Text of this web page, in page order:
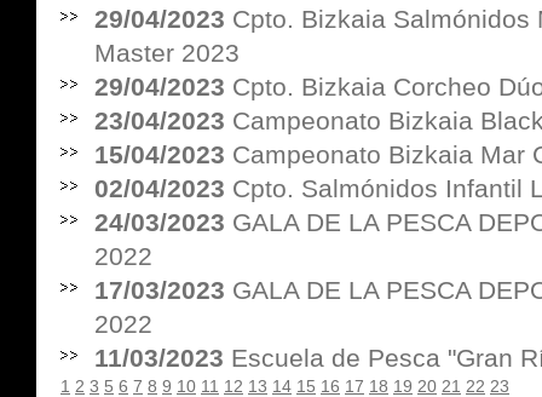
29/04/2023 Cpto. Bizkaia Salmónidos
Master 2023
29/04/2023 Cpto. Bizkaia Corcheo
23/04/2023 Campeonato Bizkaia
15/04/2023 Campeonato Bizkaia Mar
02/04/2023 Cpto. Salmónidos Infantil
24/03/2023 GALA DE LA PESCA
2022
17/03/2023 GALA DE LA PESCA
2022
11/03/2023 Escuela de Pesca "Gran
1 2 3 5 6 7 8 9 10 11 12 13 14 15 16 17 18 19 20 21 22 23